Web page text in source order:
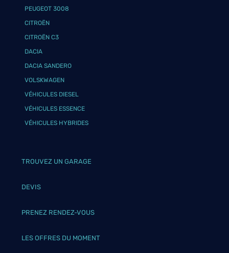
PEUGEOT 3008
CITROËN
CITROËN C3
DACIA
DACIA SANDERO
VOLSKWAGEN
VÉHICULES DIESEL
VÉHICULES ESSENCE
VÉHICULES HYBRIDES
TROUVEZ UN GARAGE
DEVIS
PRENEZ RENDEZ-VOUS
LES OFFRES DU MOMENT